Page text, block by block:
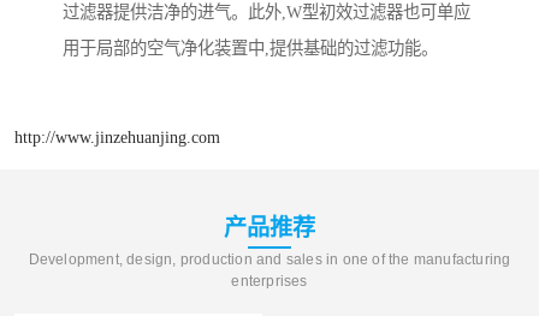
过滤器提供洁净的进气。此外,W型初效过滤器也可单应
用于局部的空气净化装置中,提供基础的过滤功能。
http://www.jinzehuanjing.com
产品推荐
Development, design, production and sales in one of the manufacturing
enterprises